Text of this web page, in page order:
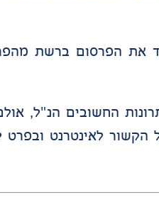
את הפרסום ברשת
החשובים הנ"ל,
לאינטרנט ובפרט